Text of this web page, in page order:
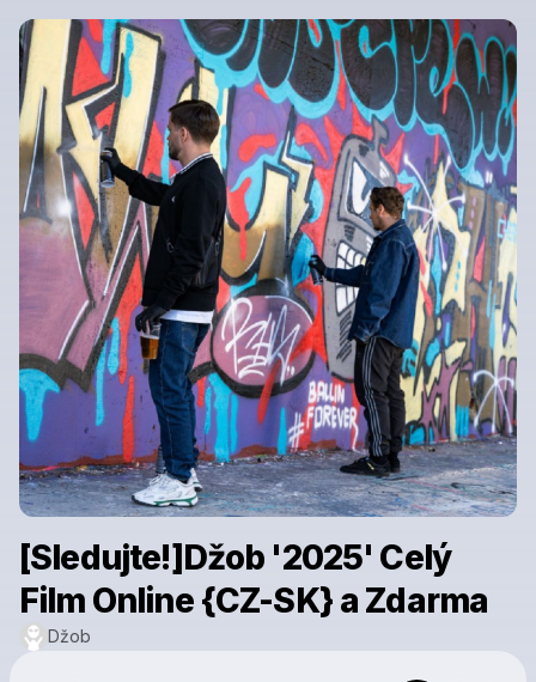
[Sledujte!]Džob '2025' Celý
Film Online {CZ-SK} a Zdarma
Džob